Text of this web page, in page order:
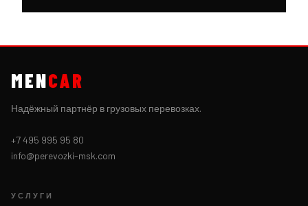
MENCAR
Надёжный партнёр в грузовых перевозках.
+7 495 995 95 80
info@perevozki-msk.com
УСЛУГИ